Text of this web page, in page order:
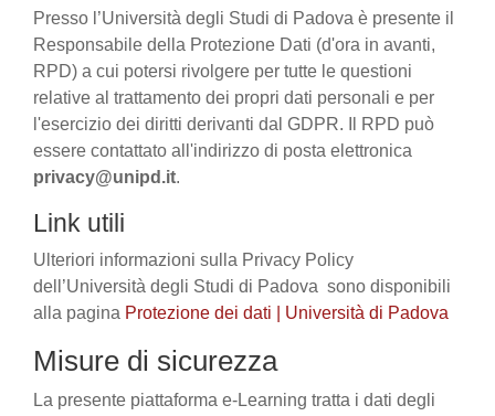
Presso l’Università degli Studi di Padova è presente il
Responsabile della Protezione Dati (d'ora in avanti,
RPD) a cui potersi rivolgere per tutte le questioni
relative al trattamento dei propri dati personali e per
l'esercizio dei diritti derivanti dal GDPR. Il RPD può
essere contattato all'indirizzo di posta elettronica
privacy@unipd.it.
Link utili
Ulteriori informazioni sulla Privacy Policy
dell’Università degli Studi di Padova sono disponibili
alla pagina Protezione dei dati | Università di Padova
Misure di sicurezza
La presente piattaforma e-Learning tratta i dati degli